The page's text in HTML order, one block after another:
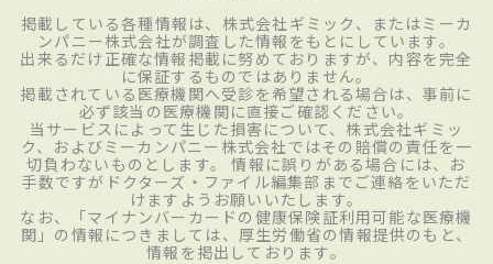
掲載している各種情報は、株式会社ギミック、またはミーカ
ンパニー株式会社が調査した情報をもとにしています。
出来るだけ正確な情報掲載に努めておりますが、内容を完全
に保証するものではありません。
掲載されている医療機関へ受診を希望される場合は、事前に
必ず該当の医療機関に直接ご確認ください。
当サービスによって生じた損害について、株式会社ギミッ
ク、およびミーカンパニー株式会社ではその賠償の責任を一
切負わないものとします。 情報に誤りがある場合には、お
手数ですがドクターズ・ファイル編集部までご連絡をいただ
けますようお願いいたします。
なお、「マイナンバーカードの健康保険証利用可能な医療機
関」の情報につきましては、厚生労働省の情報提供のもと、
情報を掲出しております。